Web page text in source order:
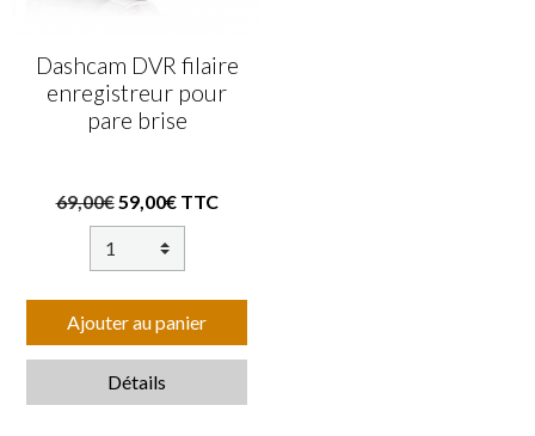
Dashcam DVR filaire
enregistreur pour
pare brise
69,00€59,00€ TTC
Ajouter au panier
Détails